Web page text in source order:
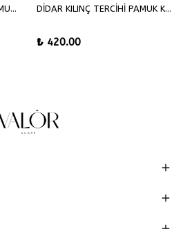
ŞEYMA COŞKUN TERCİHİ PAMUK KRAŞ ŞAL DİDAR KILINÇ TERCİHİ PAMUK KRAŞ ŞAL
₺ 420.00